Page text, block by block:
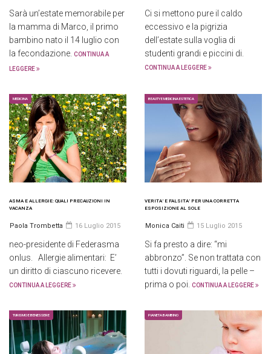
Sarà un’estate memorabile per
la mamma di Marco, il primo
bambino nato il 14 luglio con
la fecondazione. CONTINUA A
LEGGERE
Ci si mettono pure il caldo
eccessivo e la pigrizia
dell’estate sulla voglia di
studenti grandi e piccini di.
CONTINUA A LEGGERE
MEDICINA
ASMA E ALLERGIE: QUALI PRECAUZIONI IN
VACANZA
Paola Trombetta 16 Luglio 2015
neo-presidente di Federasma
onlus. Allergie alimentari: E’
un diritto di ciascuno ricevere.
CONTINUA A LEGGERE
BEAUTY E MEDICINA ESTETICA
VERITA’ E FALSITA’ PER UNA CORRETTA
ESPOSIZIONE AL SOLE
Monica Caiti 15 Luglio 2015
Si fa presto a dire: “mi
abbronzo”. Se non trattata con
tutti i dovuti riguardi, la pelle –
prima o poi.
CONTINUA A LEGGERE
TURISMO E BENESSERE PIANETA BAMBINO